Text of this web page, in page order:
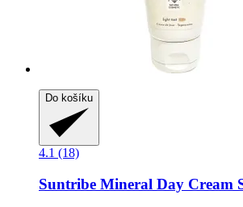
Do košíku
4.1 (18)
Suntribe Mineral Day Cream